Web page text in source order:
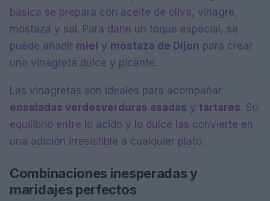
básica se prepara con aceite de oliva, vinagre,
mostaza y sal. Para darle un toque especial, se
puede añadir miel y mostaza de Dijon para crear
una vinagreta dulce y picante.
Las vinagretas son ideales para acompañar
ensaladas verdesverduras asadas y tartares. Su
equilibrio entre lo ácido y lo dulce las convierte en
una adición irresistible a cualquier plato.
Combinaciones inesperadas y
maridajes perfectos